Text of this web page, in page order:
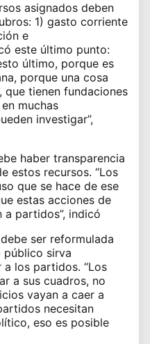
asignados deben
1) gasto corriente
e
este último punto:
último, porque es
porque una cosa
que tienen fundaciones
muchas
investigar”,
haber transparencia
estos recursos. “Los
que se hace de ese
estas acciones de
a partidos”, indicó
ser reformulada
público sirva
los partidos. “Los
a sus cuadros, no
vayan a caer a
necesitan
eso es posible